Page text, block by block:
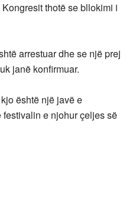
thotë se bllokimi i
arrestuar dhe se një prej
janë konfirmuar.
është një javë e
e njohur çeljes së